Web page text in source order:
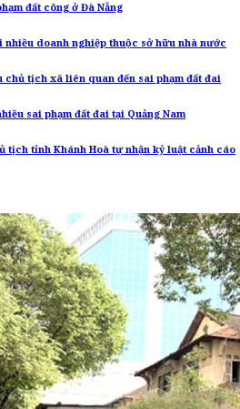
đất công ở Đà Nẵng
nhiều doanh nghiệp thuộc sở hữu nhà nước
chủ tịch xã liên quan đến sai phạm đất đai
sai phạm đất đai tại Quảng Nam
tịch tỉnh Khánh Hoà tự nhận kỷ luật cảnh cáo